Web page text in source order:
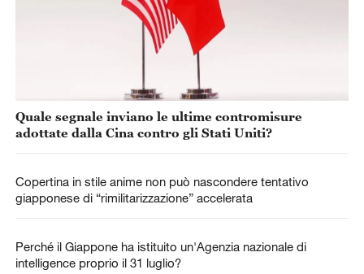
Quale segnale inviano le ultime contromisure
adottate dalla Cina contro gli Stati Uniti?
Copertina in stile anime non può nascondere tentativo
giapponese di “rimilitarizzazione” accelerata
Perché il Giappone ha istituito un'Agenzia nazionale di
intelligence proprio il 31 luglio?